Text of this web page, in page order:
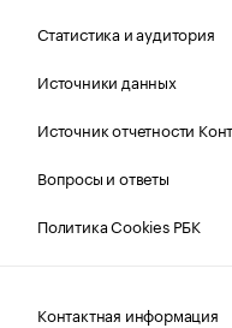
Статистика и аудитория
Источники данных
Источник отчетности
Вопросы и ответы
Политика Cookies РБК
Контактная информация